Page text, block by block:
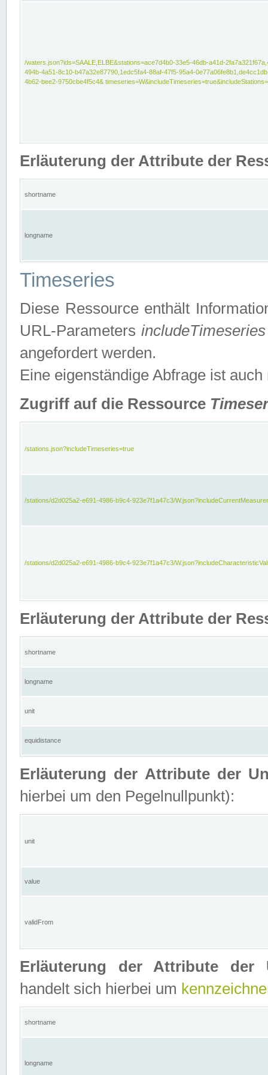
/waters.json?ids=SAALE,ELBE&stations=ace7d4b0-33e5-46db-a41d-
494b-4a51-8c10-b47a32e87790,1edc5fa4-88af-47f5-95a4-
4b62-bee2-9750cbe4f5c4&
Erläuterung der Attribute der
shortname
longname
Timeseries
Diese Ressource enthält
URL-ParametersincludeTimeseries
angefordert werden.
Eine eigenständige Abfrage ist auch
Zugriff auf die Ressource
/stations.json?includeTimeseries=true
/stations/d2d025a2-e691-4986-b9c4-923e7f1a47c3/
/stations/d2d025a2-e691-4986-b9c4-923e7f1a47c3/
Erläuterung der Attribute der
shortname
longname
unit
equidistance
Erläuterung der Attribute der
hierbei um den Pegelnullpunkt):
unit
value
validFrom
Erläuterung der Attribute der
handelt sich hierbei um
shortname
longname